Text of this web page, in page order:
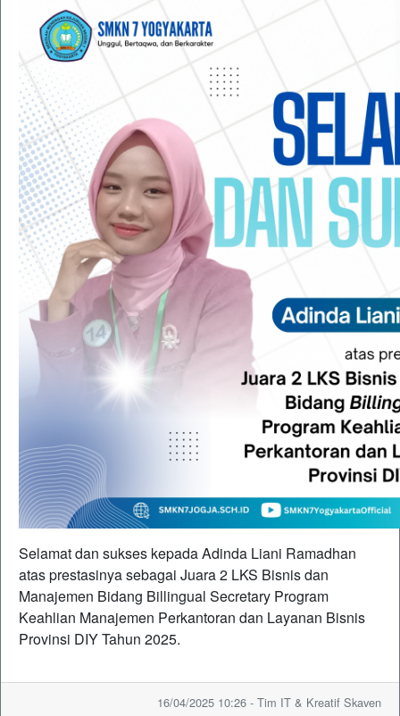
Selamat dan sukses kepada Adinda Liani Ramadhan
atas prestasinya sebagai Juara 2 LKS Bisnis dan
Manajemen Bidang Billingual Secretary Program
Keahlian Manajemen Perkantoran dan Layanan Bisnis
Provinsi DIY Tahun 2025.
16/04/2025 10:26 - Tim IT & Kreatif Skaven